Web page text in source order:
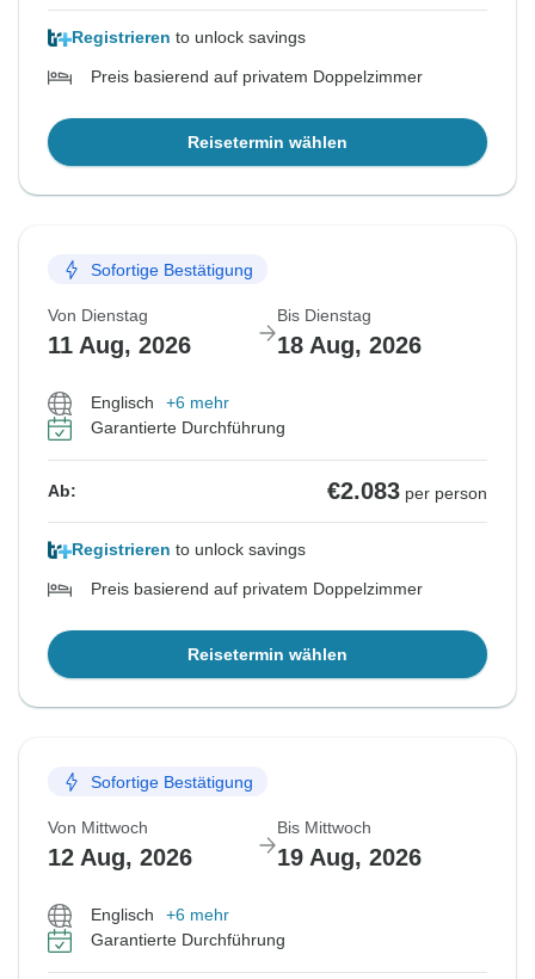
Registrieren to unlock savings
Preis basierend auf privatem Doppelzimmer
Reisetermin wählen
Sofortige Bestätigung
Von Dienstag
11 Aug, 2026
Bis Dienstag
18 Aug, 2026
Englisch
+6 mehr
Garantierte Durchführung
Ab: €2.083 per person
Registrieren to unlock savings
Preis basierend auf privatem Doppelzimmer
Reisetermin wählen
Sofortige Bestätigung
Von Mittwoch
12 Aug, 2026
Bis Mittwoch
19 Aug, 2026
Englisch
+6 mehr
Garantierte Durchführung